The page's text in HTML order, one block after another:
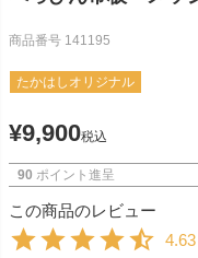
商品番号 141195
たかはしオリジナル
¥9,900税込
90 ポイント進呈
この商品のレビュー
4.63